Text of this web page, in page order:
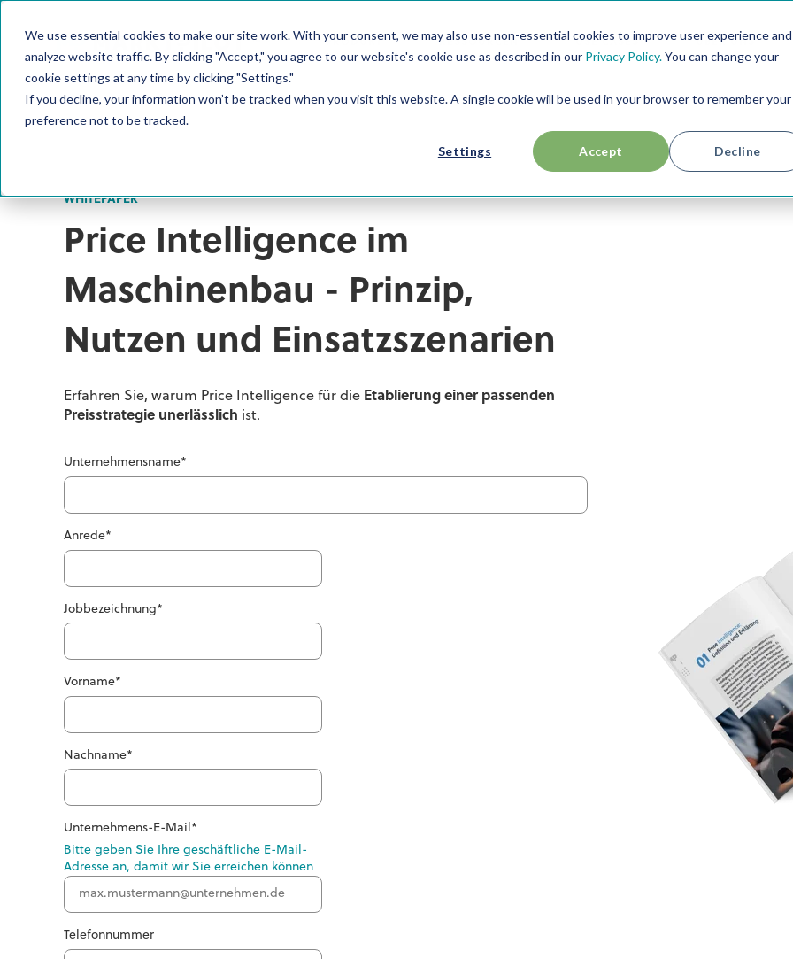
We use essential cookies to make our site work. With your consent, we may also use non-essential cookies to improve user experience and
analyze website traffic. By clicking "Accept," you agree to our website's cookie use as described in our Privacy Policy.You can change your
cookie settings at any time by clicking "Settings."
If you decline, your information won’t be tracked when you visit this website. A single cookie will be used in your browser to remember your
preference not to be tracked.
Settings Accept Decline
PRODUKT RESSOURCEN USE CASES ÜBER UNS
WHITEPAPER
Price Intelligence im
Maschinenbau - Prinzip,
Nutzen und Einsatzszenarien
Erfahren Sie, warum Price Intelligence für die Etablierung einer passenden
Preisstrategie unerlässlich ist.
Unternehmensname*
Anrede*
Jobbezeichnung*
Vorname*
Nachname*
Unternehmens-E-Mail*
Bitte geben Sie Ihre geschäftliche E-Mail-
Adresse an, damit wir Sie erreichen können
Telefonnummer